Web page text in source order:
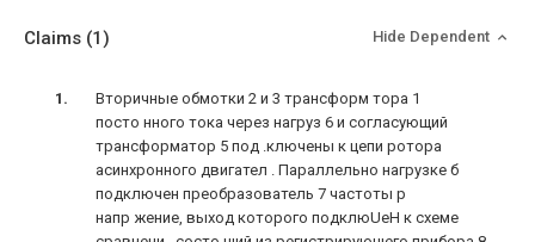
Claims (1) Hide Dependent
Вторичные обмотки 2 и 3 трансформ тора 1
посто нного тока через нагруз 6 и согласующий
трансформатор 5 под .ключены к цепи ротора
асинхронного двигател . Параллельно нагрузке б
подключен преобразователь 7 частоты р
напр жение, выход которого подклюUeH к схеме